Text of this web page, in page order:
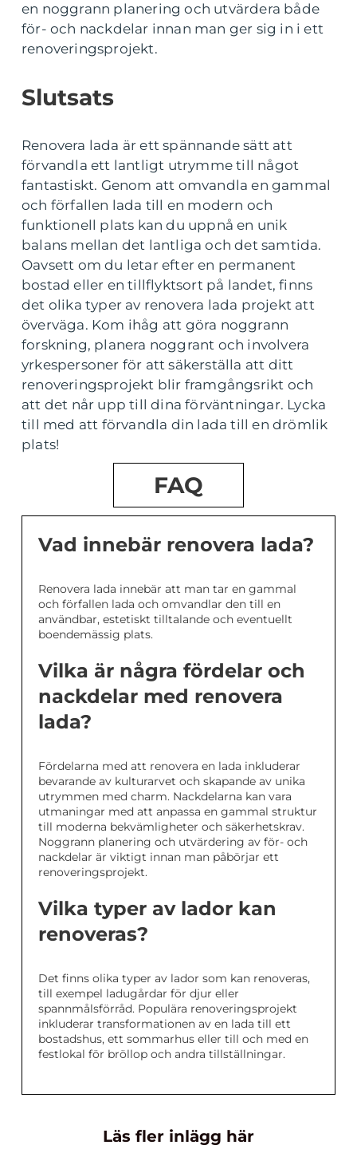
en noggrann planering och utvärdera både
för- och nackdelar innan man ger sig in i ett
renoveringsprojekt.
Slutsats
Renovera lada är ett spännande sätt att
förvandla ett lantligt utrymme till något
fantastiskt. Genom att omvandla en gammal
och förfallen lada till en modern och
funktionell plats kan du uppnå en unik
balans mellan det lantliga och det samtida.
Oavsett om du letar efter en permanent
bostad eller en tillflyktsort på landet, finns
det olika typer av renovera lada projekt att
överväga. Kom ihåg att göra noggrann
forskning, planera noggrant och involvera
yrkespersoner för att säkerställa att ditt
renoveringsprojekt blir framgångsrikt och
att det når upp till dina förväntningar. Lycka
till med att förvandla din lada till en drömlik
plats!
FAQ
Vad innebär renovera lada?
Renovera lada innebär att man tar en gammal
och förfallen lada och omvandlar den till en
användbar, estetiskt tilltalande och eventuellt
boendemässig plats.
Vilka är några fördelar och
nackdelar med renovera
lada?
Fördelarna med att renovera en lada inkluderar
bevarande av kulturarvet och skapande av unika
utrymmen med charm. Nackdelarna kan vara
utmaningar med att anpassa en gammal struktur
till moderna bekvämligheter och säkerhetskrav.
Noggrann planering och utvärdering av för- och
nackdelar är viktigt innan man påbörjar ett
renoveringsprojekt.
Vilka typer av lador kan
renoveras?
Det finns olika typer av lador som kan renoveras,
till exempel ladugårdar för djur eller
spannmålsförråd. Populära renoveringsprojekt
inkluderar transformationen av en lada till ett
bostadshus, ett sommarhus eller till och med en
festlokal för bröllop och andra tillställningar.
Läs fler inlägg här